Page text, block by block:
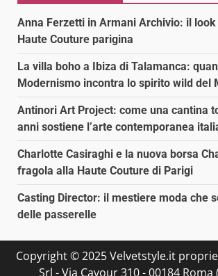
Anna Ferzetti in Armani Archivio: il
Haute Couture parigina
La villa boho a Ibiza di Talamanca:
Modernismo incontra lo spirito wild del
Antinori Art Project: come una cantina
anni sostiene l’arte contemporanea
Charlotte Casiraghi e la nuova borsa
fragola alla Haute Couture di Parigi
Casting Director: il mestiere moda che
delle passerelle
Copyright © 2025 Velvetstyle.it
Srl - Via Cavour 310 - 00184 Roma